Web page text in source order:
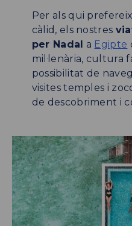
Per als qui
càlid, els nostres
per Nadal
a Egipte
mil·lenària, cultura
possibilitat de
visites temples i
de descobriment i